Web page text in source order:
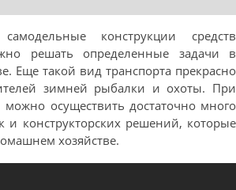
конструкции средств
решать определенные задачи в
Еще такой вид транспорта прекрасно
зимней рыбалки и охоты. При
осуществить достаточно много
и конструкторских решений, которые
хозяйстве.